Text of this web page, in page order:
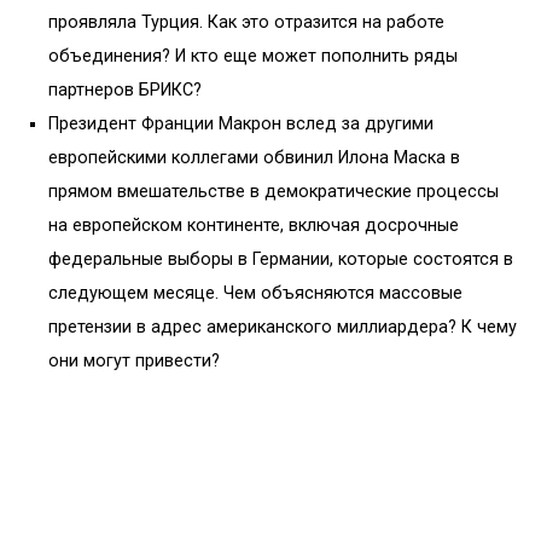
проявляла Турция. Как это отразится на работе
объединения? И кто еще может пополнить ряды
партнеров БРИКС?
Президент Франции Макрон вслед за другими
европейскими коллегами обвинил Илона Маска в
прямом вмешательстве в демократические процессы
на европейском континенте, включая досрочные
федеральные выборы в Германии, которые состоятся в
следующем месяце. Чем объясняются массовые
претензии в адрес американского миллиардера? К чему
они могут привести?